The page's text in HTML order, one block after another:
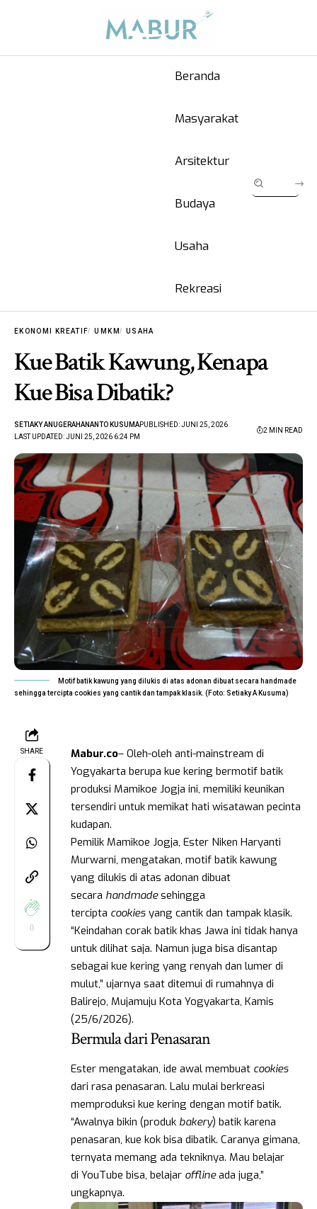
Beranda
Masyarakat
Arsitektur
Budaya
Usaha
Rekreasi
EKONOMI KREATIF UMKM USAHA
Kue Batik Kawung, Kenapa
Kue Bisa Dibatik?
LAST UPDATED: JUNI 25, 2026 6:24 PM
SETIAKY ANUGERAHANANTO KUSUMAPUBLISHED: JUNI 25, 2026
2 MIN READ
Motif batik kawung yang dilukis di atas adonan dibuat secara handmade
sehingga tercipta cookies yang cantik dan tampak klasik. (Foto: Setiaky A Kusuma)
SHARE
0
Mabur.co– Oleh-oleh anti-mainstream di
Yogyakarta berupa kue kering bermotif batik
produksi Mamikoe Jogja ini, memiliki keunikan
tersendiri untuk memikat hati wisatawan pecinta
kudapan.
Pemilik Mamikoe Jogja, Ester Niken Haryanti
Murwarni, mengatakan, motif batik kawung
yang dilukis di atas adonan dibuat
secara handmadesehingga
tercipta cookies yang cantik dan tampak klasik.
“Keindahan corak batik khas Jawa ini tidak hanya
untuk dilihat saja. Namun juga bisa disantap
sebagai kue kering yang renyah dan lumer di
mulut,” ujarnya saat ditemui di rumahnya di
Balirejo, Mujamuju Kota Yogyakarta, Kamis
(25/6/2026).
Bermula dari Penasaran
Ester mengatakan, ide awal membuat cookies
dari rasa penasaran. Lalu mulai berkreasi
memproduksi kue kering dengan motif batik.
“Awalnya bikin (produk bakery) batik karena
penasaran, kue kok bisa dibatik. Caranya gimana,
ternyata memang ada tekniknya. Mau belajar
di YouTube bisa, belajar offlineada juga,”
ungkapnya.